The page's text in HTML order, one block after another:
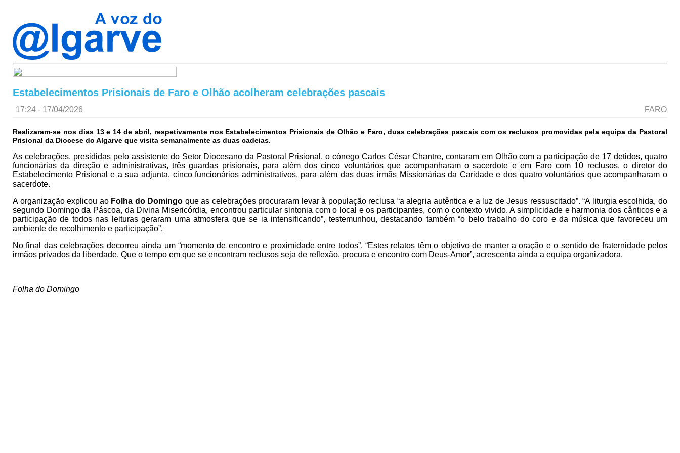
Estabelecimentos Prisionais de Faro e Olhão acolheram celebrações pascais
17:24 - 17/04/2026 FARO
Realizaram-se nos dias 13 e 14 de abril, respetivamente nos Estabelecimentos Prisionais de Olhão e Faro, duas celebrações pascais com os reclusos promovidas pela equipa da Pastoral
Prisional da Diocese do Algarve que visita semanalmente as duas cadeias.
As celebrações, presididas pelo assistente do Setor Diocesano da Pastoral Prisional, o cónego Carlos César Chantre, contaram em Olhão com a participação de 17 detidos, quatro
funcionárias da direção e administrativas, três guardas prisionais, para além dos cinco voluntários que acompanharam o sacerdote e em Faro com 10 reclusos, o diretor do
Estabelecimento Prisional e a sua adjunta, cinco funcionários administrativos, para além das duas irmãs Missionárias da Caridade e dos quatro voluntários que acompanharam o
sacerdote.
A organização explicou ao Folha do Domingo que as celebrações procuraram levar à população reclusa “a alegria autêntica e a luz de Jesus ressuscitado”. “A liturgia escolhida, do
segundo Domingo da Páscoa, da Divina Misericórdia, encontrou particular sintonia com o local e os participantes, com o contexto vivido. A simplicidade e harmonia dos cânticos e a
participação de todos nas leituras geraram uma atmosfera que se ia intensificando”, testemunhou, destacando também “o belo trabalho do coro e da música que favoreceu um
ambiente de recolhimento e participação”.
No final das celebrações decorreu ainda um “momento de encontro e proximidade entre todos”. “Estes relatos têm o objetivo de manter a oração e o sentido de fraternidade pelos
irmãos privados da liberdade. Que o tempo em que se encontram reclusos seja de reflexão, procura e encontro com Deus-Amor”, acrescenta ainda a equipa organizadora.
Folha do Domingo